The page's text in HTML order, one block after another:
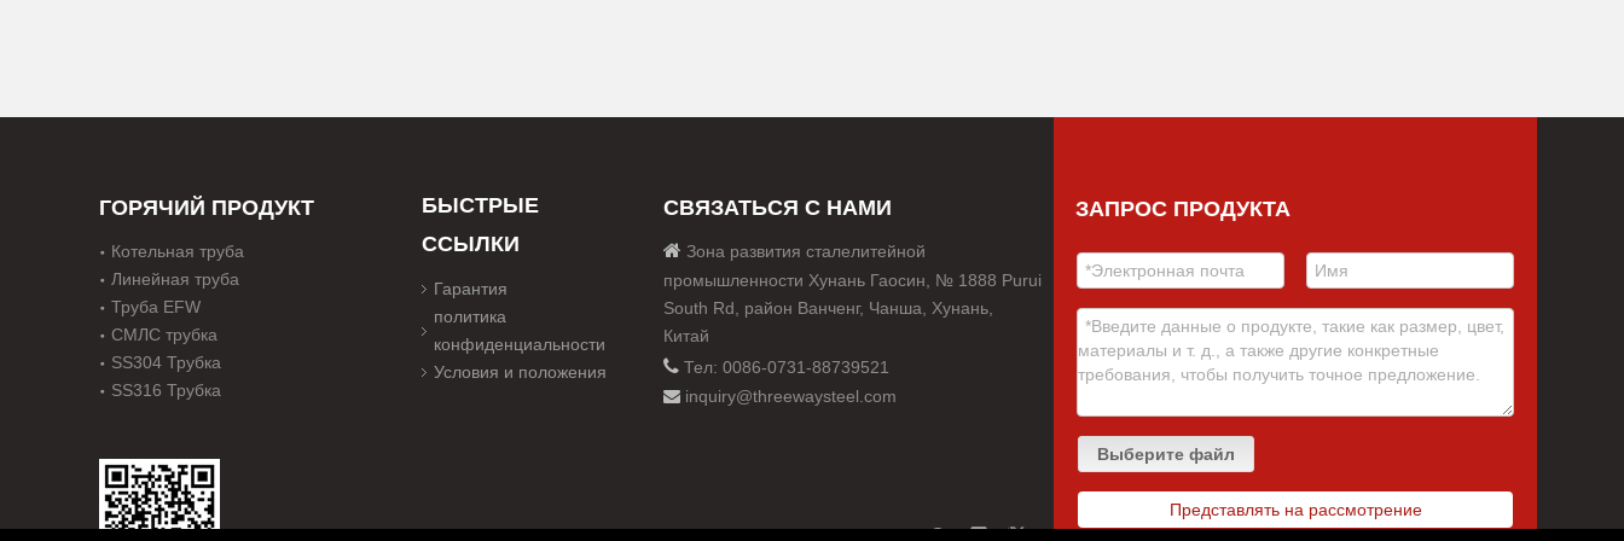
ГОРЯЧИЙ ПРОДУКТ
Котельная труба
Линейная труба
Труба EFW
СМЛС трубка
SS304 Трубка
SS316 Трубка
БЫСТРЫЕ
ССЫЛКИ
Гарантия
политика
конфиденциальности
Условия и положения
СВЯЗАТЬСЯ С НАМИ
 Зона развития сталелитейной
промышленности Хунань Гаосин, № 1888 Purui
South Rd, район Ванченг, Чанша, Хунань,
Китай
Тел: 0086-0731-88739521
 inquiry@threewaysteel.com
ЗАПРОС ПРОДУКТА
Выберите файл
Представлять на рассмотрение